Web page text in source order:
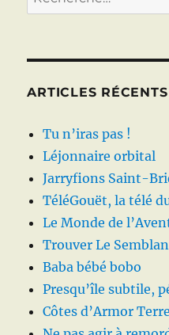
pour :
ARTICLES RÉCENTS
Tu n’iras pas !
Léjonnaire orbital
Jarryfions Saint-
TéléGouët, la télé
Le Monde de
Trouver Le
Baba bébé bobo
Presqu’île subtile,
Côtes d’Armor